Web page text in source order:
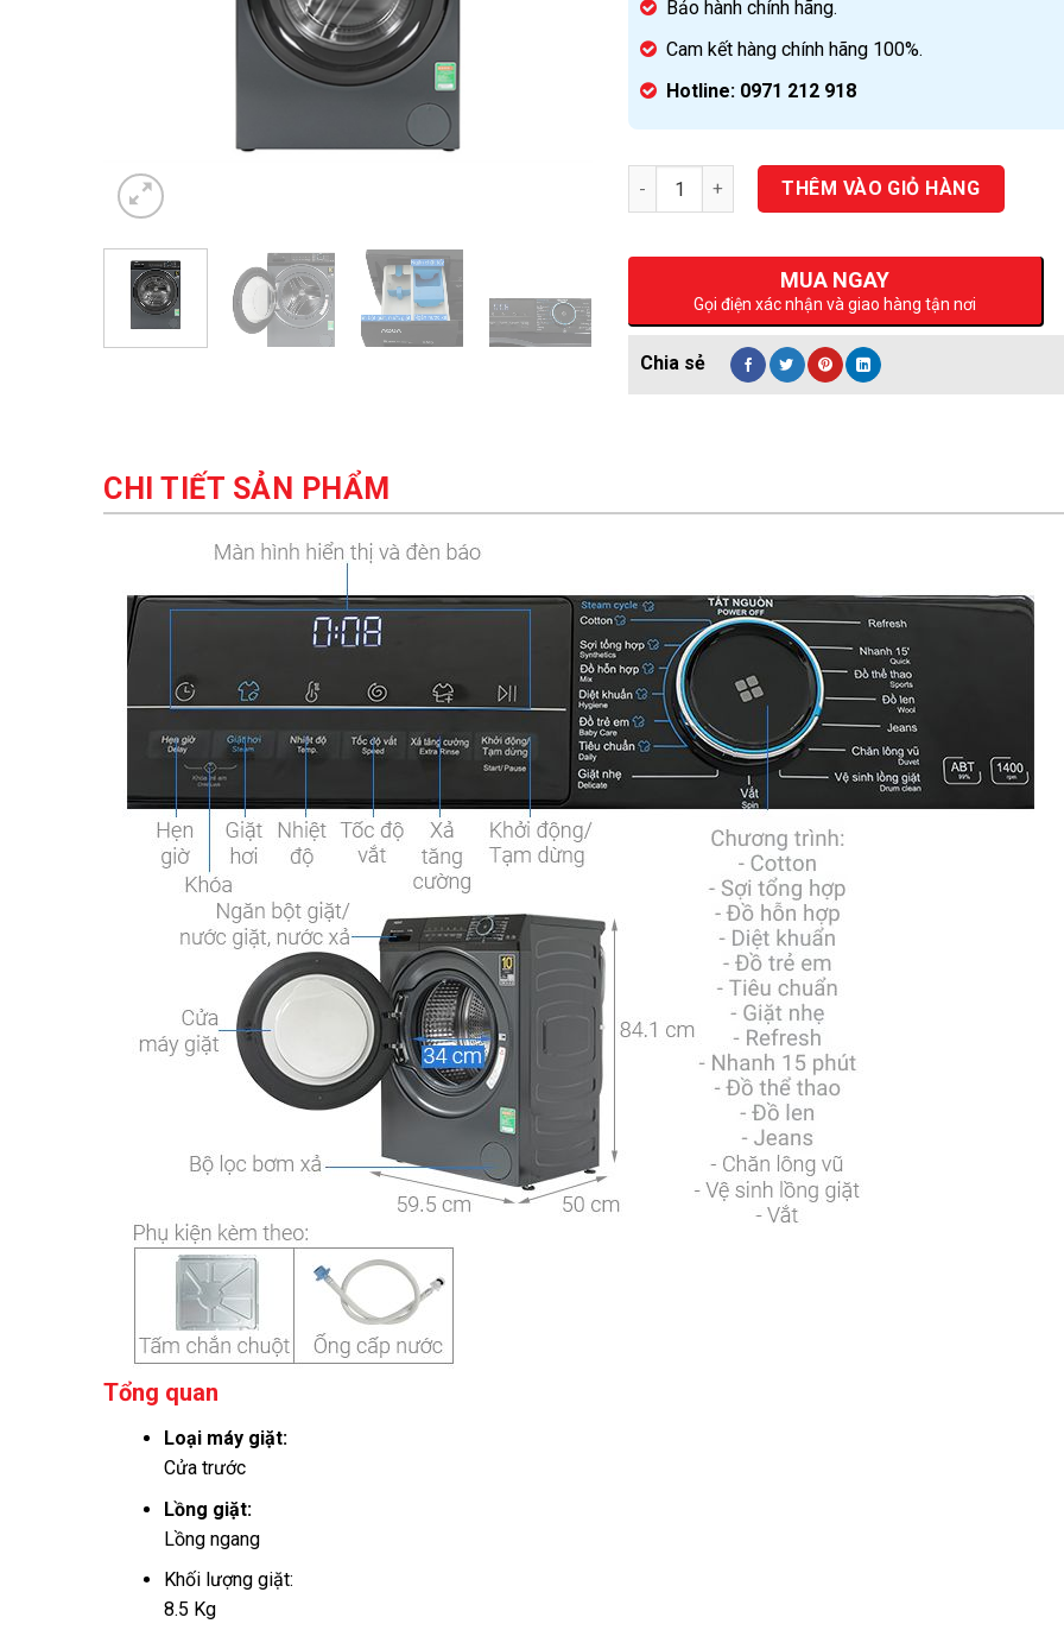
Bảo hành chính hãng.
Cam kết hàng chính hãng 100%.
Hotline: 0971 212 918
Số lượng THÊM VÀO GIỎ HÀNG
MUA NGAY
Gọi điện xác nhận và giao hàng tận nơi
CHI TIẾT SẢN PHẨM
Tổng quan
Loại máy giặt:
Cửa trước
Lồng giặt:
Lồng ngang
Khối lượng giặt:
8.5 Kg